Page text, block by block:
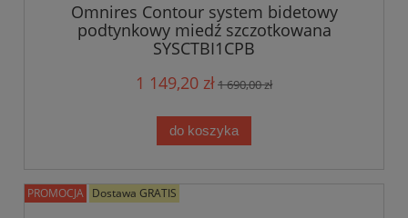
Omnires Contour system bidetowy
podtynkowy miedź szczotkowana
SYSCTBI1CPB
1 149,20 zł1 690,00 zł
do koszyka
PROMOCJA Dostawa GRATIS